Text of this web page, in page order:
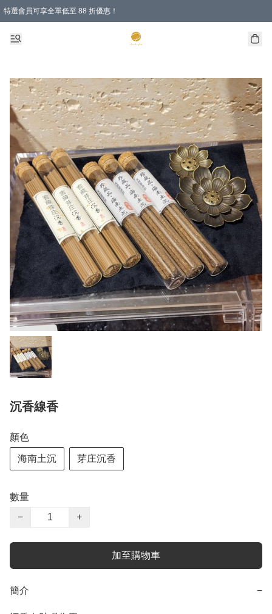
特選會員可享全單低至 88 折優惠！
沉香線香
顏色
海南土沉 芽庄沉香
數量
−
+
加至購物車
簡介 −